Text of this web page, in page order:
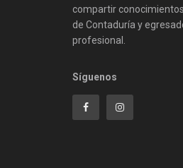
compartir
de Contaduría y
profesional.
Síguenos